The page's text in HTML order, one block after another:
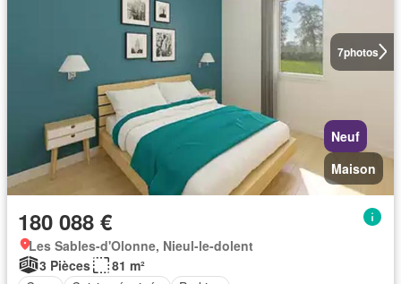
7photos
Neuf
Maison
180 088 €
Les Sables-d'Olonne, Nieul-le-dolent
3 Pièces
81 m²